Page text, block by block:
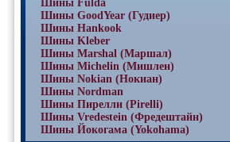
Шины Fulda
Шины GoodYear (Гудиер)
Шины Hankook
Шины Kleber
Шины Marshal (Маршал)
Шины Michelin (Мишлен)
Шины Nokian (Нокиан)
Шины Nordman
Шины Пирелли (Pirelli)
Шины Vredestein (Фредештайн)
Шины Йокогама (Yokohama)